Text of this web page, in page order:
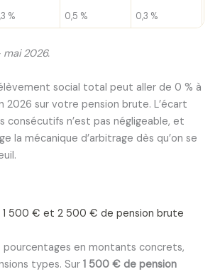
% 0,5 % 0,3 %
2026.
social total peut aller de 0 % à
2026 sur votre pension brute. L’écart
consécutifs n’est pas négligeable, et
la mécanique d’arbitrage dès qu’on se
1 500 € et 2 500 € de pension brute
pourcentages en montants concrets,
types. Sur1 500 € de pension